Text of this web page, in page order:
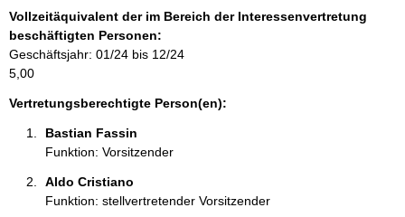
n
:
r
m
a
t
i
Vollzeitäquivalent der im Bereich der Interessenvertretung
beschäftigten Personen:
Geschäftsjahr: 01/24 bis 12/24
5,00
Vertretungsberechtigte Person(en):
Bastian Fassin
Funktion: Vorsitzender
Aldo Cristiano
Funktion: stellvertretender Vorsitzender